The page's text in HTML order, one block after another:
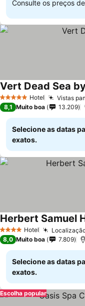
Consulte os preços de
5 Estrelas Hotel Vistas
Vert Dead Sea
8,1 Muito boa 13.209
Selecione as datas
exatos.
4 EstrelasHotel
Herbert Samuel
8,0 Muito boa 7.809
Selecione as datas
exatos.
Escolha popular